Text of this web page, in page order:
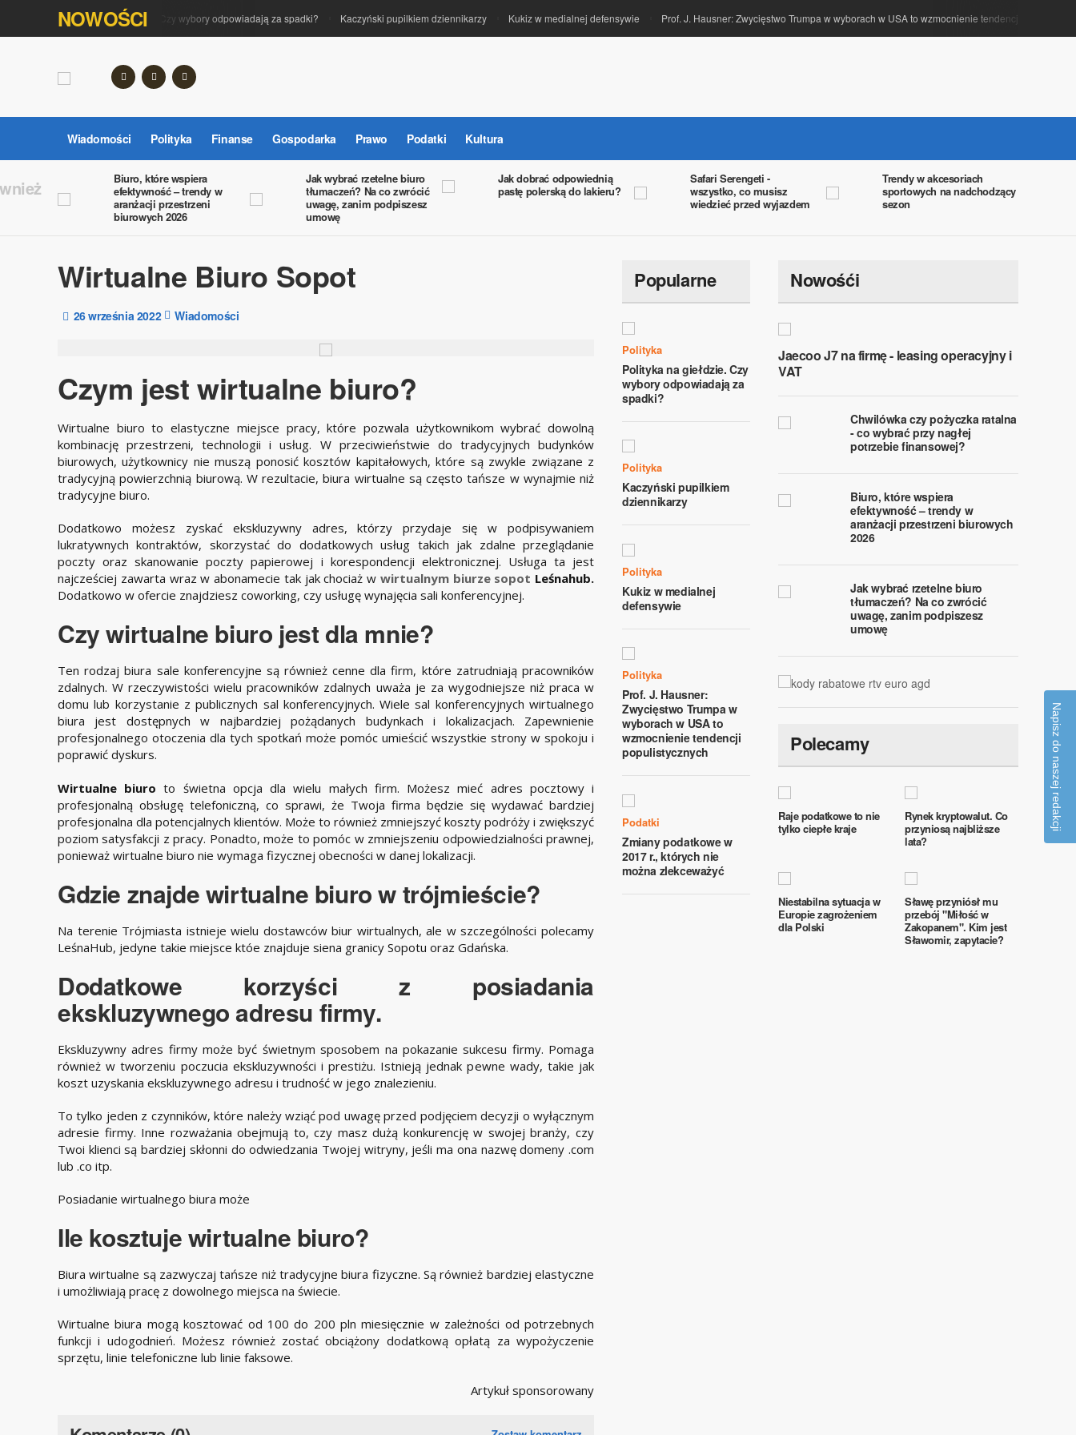
NOWOŚCI
Polityka na giełdzie. Czy wybory odpowiadają za spadki? Kaczyński pupilkiem dziennikarzy Kukiz w medialnej defensywie Prof. J. Hausner: Zwycięstwo Trumpa w wyborach w USA to wzmocnienie tendencji
Wiadomości Polityka Finanse Gospodarka Prawo Podatki Kultura
Biuro, które wspiera
efektywność – trendy w
aranżacji przestrzeni
biurowych 2026
Jak wybrać rzetelne biuro
tłumaczeń? Na co zwrócić
uwagę, zanim podpiszesz
umowę
Jak dobrać odpowiednią
pastę polerską do lakieru?
Safari Serengeti -
wszystko, co musisz
wiedzieć przed wyjazdem
​Trendy w akcesoriach
sportowych na nadchodzący
sezon​
Wirtualne Biuro Sopot
26 września 2022 Wiadomości
​Czym jest wirtualne biuro?
Wirtualne biuro to elastyczne miejsce pracy, które pozwala użytkownikom wybrać dowolną
kombinację przestrzeni, technologii i usług. W przeciwieństwie do tradycyjnych budynków
biurowych, użytkownicy nie muszą ponosić kosztów kapitałowych, które są zwykle związane z
tradycyjną powierzchnią biurową. W rezultacie, biura wirtualne są często tańsze w wynajmie niż
tradycyjne biuro.
Dodatkowo możesz zyskać ekskluzywny adres, którzy przydaje się w podpisywaniem
lukratywnych kontraktów, skorzystać do dodatkowych usług takich jak zdalne przeglądanie
poczty oraz skanowanie poczty papierowej i korespondencji elektronicznej. Usługa ta jest
najcześciej zawarta wraz w abonamecie tak jak chociaż w wirtualnym biurze sopot Leśnahub.
Dodatkowo w ofercie znajdziesz coworking, czy usługę wynajęcia sali konferencyjnej.
Czy wirtualne biuro jest dla mnie?
Ten rodzaj biura sale konferencyjne są również cenne dla firm, które zatrudniają pracowników
zdalnych. W rzeczywistości wielu pracowników zdalnych uważa je za wygodniejsze niż praca w
domu lub korzystanie z publicznych sal konferencyjnych. Wiele sal konferencyjnych wirtualnego
biura jest dostępnych w najbardziej pożądanych budynkach i lokalizacjach. Zapewnienie
profesjonalnego otoczenia dla tych spotkań może pomóc umieścić wszystkie strony w spokoju i
poprawić dyskurs.
Wirtualne biuro to świetna opcja dla wielu małych firm. Możesz mieć adres pocztowy i
profesjonalną obsługę telefoniczną, co sprawi, że Twoja firma będzie się wydawać bardziej
profesjonalna dla potencjalnych klientów. Może to również zmniejszyć koszty podróży i zwiększyć
poziom satysfakcji z pracy. Ponadto, może to pomóc w zmniejszeniu odpowiedzialności prawnej,
ponieważ wirtualne biuro nie wymaga fizycznej obecności w danej lokalizacji.
Gdzie znajde wirtualne biuro w trójmieście?
Na terenie Trójmiasta istnieje wielu dostawców biur wirtualnych, ale w szczególności polecamy
LeśnaHub, jedyne takie miejsce któe znajduje siena granicy Sopotu oraz Gdańska.
Dodatkowe korzyści z posiadania
ekskluzywnego adresu firmy.
Ekskluzywny adres firmy może być świetnym sposobem na pokazanie sukcesu firmy. Pomaga
również w tworzeniu poczucia ekskluzywności i prestiżu. Istnieją jednak pewne wady, takie jak
koszt uzyskania ekskluzywnego adresu i trudność w jego znalezieniu.
To tylko jeden z czynników, które należy wziąć pod uwagę przed podjęciem decyzji o wyłącznym
adresie firmy. Inne rozważania obejmują to, czy masz dużą konkurencję w swojej branży, czy
Twoi klienci są bardziej skłonni do odwiedzania Twojej witryny, jeśli ma ona nazwę domeny .com
lub .co itp.
Posiadanie wirtualnego biura może
Ile kosztuje wirtualne biuro?
Biura wirtualne są zazwyczaj tańsze niż tradycyjne biura fizyczne. Są również bardziej elastyczne
i umożliwiają pracę z dowolnego miejsca na świecie.
Wirtualne biura mogą kosztować od 100 do 200 pln miesięcznie w zależności od potrzebnych
funkcji i udogodnień. Możesz również zostać obciążony dodatkową opłatą za wypożyczenie
sprzętu, linie telefoniczne lub linie faksowe.
Artykuł sponsorowany
Popularne
Polityka
Polityka na giełdzie. Czy
wybory odpowiadają za
spadki?
Polityka
Kaczyński pupilkiem
dziennikarzy
Polityka
Kukiz w medialnej
defensywie
Polityka
Prof. J. Hausner:
Zwycięstwo Trumpa w
wyborach w USA to
wzmocnienie tendencji
populistycznych
Podatki
Zmiany podatkowe w
2017 r., których nie
można zlekceważyć
Nowośći
Jaecoo J7 na firmę - leasing operacyjny i
VAT
Chwilówka czy pożyczka ratalna
- co wybrać przy nagłej
potrzebie finansowej?
Biuro, które wspiera
efektywność – trendy w
aranżacji przestrzeni biurowych
2026
Jak wybrać rzetelne biuro
tłumaczeń? Na co zwrócić
uwagę, zanim podpiszesz
umowę
Polecamy
Raje podatkowe to nie
tylko ciepłe kraje
Rynek kryptowalut. Co
przyniosą najbliższe
lata?
Niestabilna sytuacja w
Europie zagrożeniem
dla Polski
Sławę przyniósł mu
przebój "Miłość w
Zakopanem". Kim jest
Sławomir, zapytacie?
Napisz do naszej redakcji